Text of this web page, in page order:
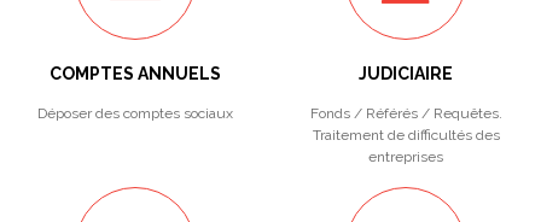
COMPTES ANNUELS
Déposer des comptes sociaux
JUDICIAIRE
Fonds / Référés / Requêtes.
Traitement de difficultés des
entreprises